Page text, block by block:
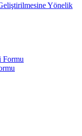
Yönelik
Formu